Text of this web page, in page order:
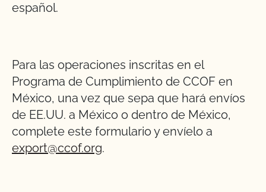
español.
Para las operaciones inscritas en el
Programa de Cumplimiento de CCOF en
México, una vez que sepa que hará envíos
de EE.UU. a México o dentro de México,
complete este formulario y envíelo a
export@ccof.org.